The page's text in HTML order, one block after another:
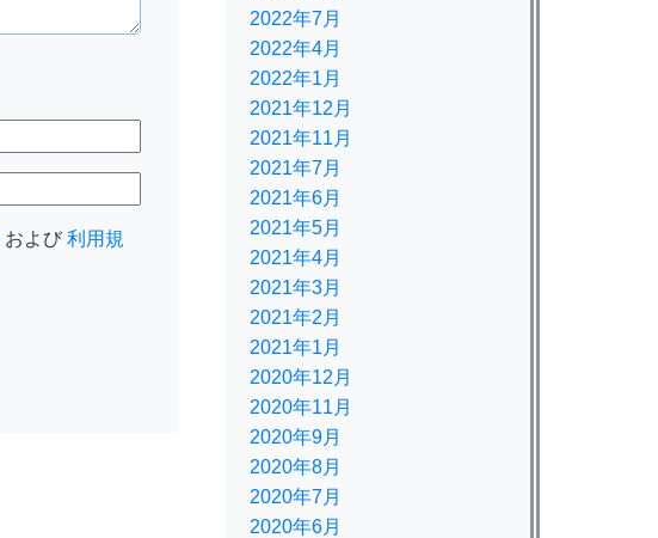
および 利用規
2022年7月
2022年4月
2022年1月
2021年12月
2021年11月
2021年7月
2021年6月
2021年5月
2021年4月
2021年3月
2021年2月
2021年1月
2020年12月
2020年11月
2020年9月
2020年8月
2020年7月
2020年6月